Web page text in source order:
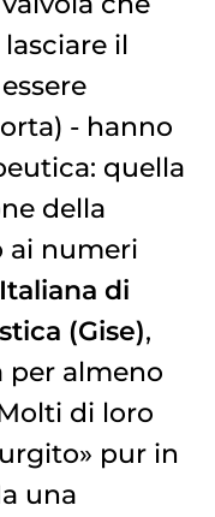
il
- hanno
quella
della
ai numeri
di
(Gise),
per almeno
di loro
pur in
una